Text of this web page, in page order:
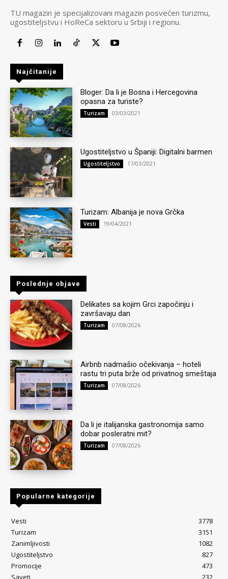
TU magazin je specijalizovani magazin posvećen turizmu,
ugostiteljstvu i HoReCa sektoru u Srbiji i regionu.
Najčitanije
Bloger: Da li je Bosna i Hercegovina
opasna za turiste?
Turizam 03/03/2021
Ugostiteljstvo u Španiji: Digitalni barmen
Ugostiteljstvo 17/03/2021
Turizam: Albanija je nova Grčka
Vesti 19/04/2021
Poslednje objave
Delikates sa kojim Grci započinju i
završavaju dan
Turizam 07/08/2026
Airbnb nadmašio očekivanja – hoteli
rastu tri puta brže od privatnog smeštaja
Turizam 07/08/2026
Da li je italijanska gastronomija samo
dobar posleratni mit?
Turizam 07/08/2026
Popularne kategorije
Vesti
3778
Turizam
3151
Zanimljivosti
1082
Ugostiteljstvo
827
Promocije
473
Saveti
232